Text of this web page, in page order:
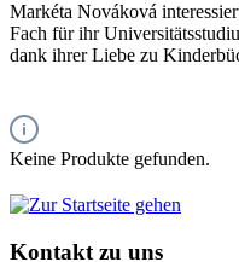
Markéta Nováková
Fach für ihr
dank ihrer Liebe zu
Keine Produkte gefunden.
Kontakt zu uns